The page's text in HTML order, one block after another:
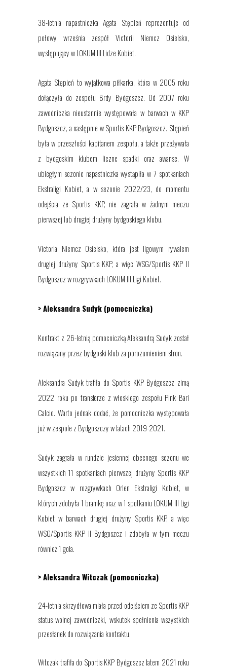
38-letnia napastniczka Agata Stępień reprezentuje od
połowy września zespół Victorii Niemcz Osielsko,
występujący w LOKUM III Lidze Kobiet.
Agata Stępień to wyjątkowa piłkarka, która w 2005 roku
dołączyła do zespołu Brdy Bydgoszcz. Od 2007 roku
zawodniczka nieustannie występowała w barwach w KKP
Bydgoszcz, a następnie w Sportis KKP Bydgoszcz. Stępień
była w przeszłości kapitanem zespołu, a także przeżywała
z bydgoskim klubem liczne spadki oraz awanse. W
ubiegłym sezonie napastniczka wystąpiła w 7 spotkaniach
Ekstraligi Kobiet, a w sezonie 2022/23, do momentu
odejścia ze Sportis KKP, nie zagrała w żadnym meczu
pierwszej lub drugiej drużyny bydgoskiego klubu.
Victoria Niemcz Osielsko, która jest ligowym rywalem
drugiej drużyny Sportis KKP, a więc WSG/Sportis KKP II
Bydgoszcz w rozgrywkach LOKUM III Ligi Kobiet.
> Aleksandra Sudyk (pomocniczka)
Kontrakt z 26-letnią pomocniczkąAleksandrą Sudyk został
rozwiązany przez bydgoski klub za porozumieniem stron.
Aleksandra Sudyk trafiła do Sportis KKP Bydgoszcz zimą
2022 roku po transferze z włoskiego zespołu Pink Bari
Calcio. Warto jednak dodać, że pomocniczka występowała
już w zespole z Bydgoszczy w latach 2019-2021.
Sudyk zagrała w rundzie jesiennej obecnego sezonu we
wszystkich 11 spotkaniach pierwszej drużyny Sportis KKP
Bydgoszcz w rozgrywkach Orlen Ekstraligi Kobiet, w
których zdobyła 1 bramkę oraz w 1 spotkaniu LOKUM III Ligi
Kobiet w barwach drugiej drużyny Sportis KKP, a więc
WSG/Sportis KKP II Bydgoszcz i zdobyła w tym meczu
również 1 gola.
> Aleksandra Witczak (pomocniczka)
24-letnia skrzydłowa miała przed odejściem ze Sportis KKP
status wolnej zawodniczki, wskutek spełnienia wszystkich
przesłanek do rozwiązania kontraktu.
Witczak trafiła do Sportis KKP Bydgoszcz latem 2021 roku